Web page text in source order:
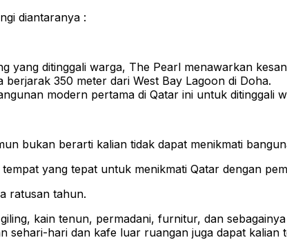
diantaranya :
yang ditinggali warga, The Pearl menawarkan
350 meter dari West Bay Lagoon di Doha.
modern pertama di Qatar ini untuk ditinggali
bukan berarti kalian tidak dapat menikmati
yang tepat untuk menikmati Qatar dengan
ratusan tahun.
kain tenun, permadani, furnitur, dan
sehari-hari dan kafe luar ruangan juga dapat kalian